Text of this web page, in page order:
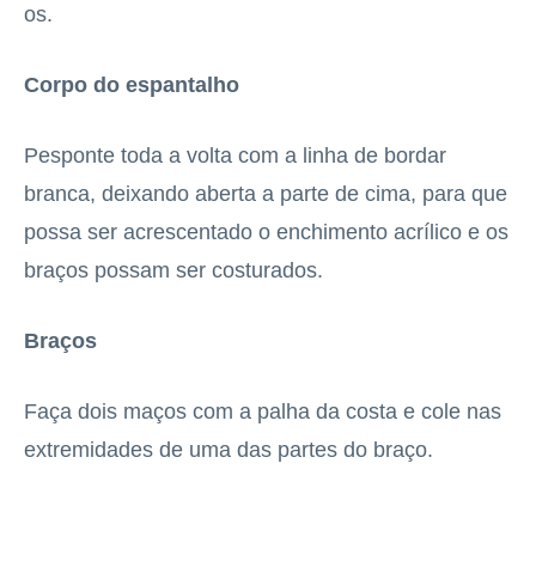
os.
Corpo do espantalho
Pesponte toda a volta com a linha de bordar
branca, deixando aberta a parte de cima, para que
possa ser acrescentado o enchimento acrílico e os
braços possam ser costurados.
Braços
Faça dois maços com a palha da costa e cole nas
extremidades de uma das partes do braço.